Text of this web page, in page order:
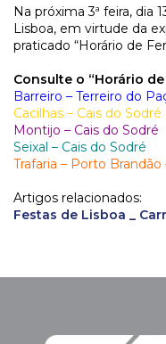
Na próxima 3ª feira, dia
Lisboa, em virtude da
praticado “Horário de
Consulte o “Horário
Barreiro – Terreiro do
Cacilhas – Cais do Sodré
Montijo – Cais do Sodré
Seixal – Cais do Sodré
Trafaria – Porto
Artigos relacionados:
Festas de Lisboa _